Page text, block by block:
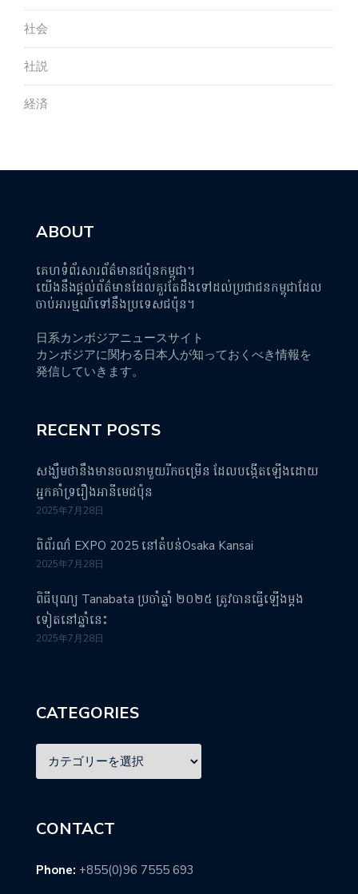
社会
社説
経済
ABOUT
គេហទំព័រសារព័ត៌មានជប៉ុនកម្ពុជា។
យើងនឹងផ្តល់ព័ត៌មានដែលគួរតែដឹងទៅដល់ប្រជាជនកម្ពុជាដែល
ចាប់អារម្មណ៍ទៅនឹងប្រទេសជប៉ុន។
日系カンボジアニュースサイト
カンボジアに関わる日本人が知っておくべき情報を
発信していきます。
RECENT POSTS
សង្ឃឹមថានឹងមានចលនាមួយរីកចម្រើន ដែលបង្កើតឡើងដោយ
អ្នកគាំទ្ររឿងអានីមេជប៉ុន
2025年7月28日
ពិព័រណ៌ EXPO 2025 នៅតំបន់Osaka Kansai
2025年7月28日
ពិធីបុណ្យ Tanabata ប្រចាំឆ្នាំ ២០២៥ ត្រូវបានធ្វើឡើងម្តង
ទៀតនៅឆ្នាំនេះ
2025年7月28日
CATEGORIES
CONTACT
Phone: +855(0)96 7555 693